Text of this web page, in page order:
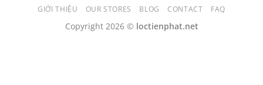
GIỚI THIỆU OUR STORES BLOG CONTACT FAQ
Copyright 2026 © loctienphat.net